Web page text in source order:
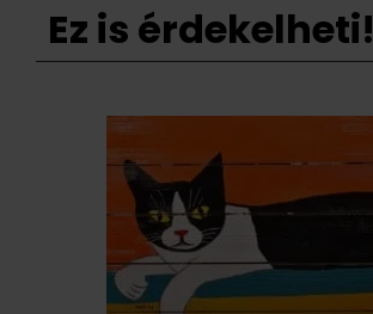
Ez is érdekelheti!